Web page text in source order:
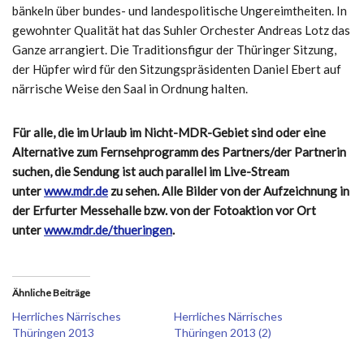
bänkeln über bundes- und landespolitische Ungereimtheiten. In
gewohnter Qualität hat das Suhler Orchester Andreas Lotz das
Ganze arrangiert. Die Traditionsfigur der Thüringer Sitzung,
der Hüpfer wird für den Sitzungspräsidenten Daniel Ebert auf
närrische Weise den Saal in Ordnung halten.
Für alle, die im Urlaub im Nicht-MDR-Gebiet sind oder eine
Alternative zum Fernsehprogramm des Partners/der Partnerin
suchen, die Sendung ist auch parallel im Live-Stream
unterwww.mdr.de zu sehen.Alle Bilder von der Aufzeichnung in
der Erfurter Messehalle bzw. von der Fotoaktion vor Ort
unterwww.mdr.de/thueringen.
Ähnliche Beiträge
Herrliches Närrisches
Thüringen 2013
Herrliches Närrisches
Thüringen 2013 (2)